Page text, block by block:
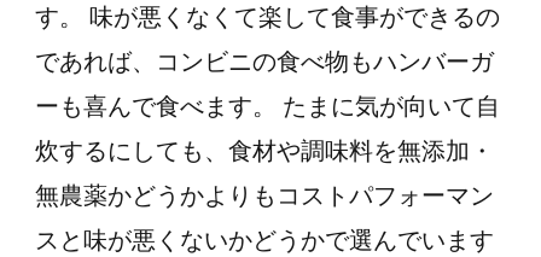
す。 味が悪くなくて楽して食事ができるの
であれば、コンビニの食べ物もハンバーガ
ーも喜んで食べます。 たまに気が向いて自
炊するにしても、食材や調味料を無添加・
無農薬かどうかよりもコストパフォーマン
スと味が悪くないかどうかで選んでいます